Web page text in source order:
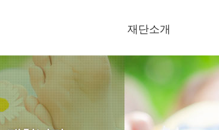
재단소개
미션/비젼
오시는 길